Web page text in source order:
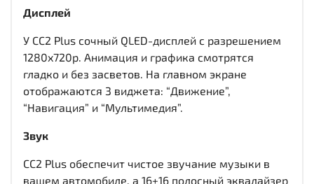
Дисплей
У CC2 Plus сочный QLED-дисплей c разрешением
1280x720р. Анимация и графика смотрятся
гладко и без засветов. На главном экране
отображаются 3 виджета: “Движение”,
“Навигация” и “Мультимедия”.
Звук
CC2 Plus обеспечит чистое звучание музыки в
вашем автомобиле, а 16+16 полосный эквалайзер